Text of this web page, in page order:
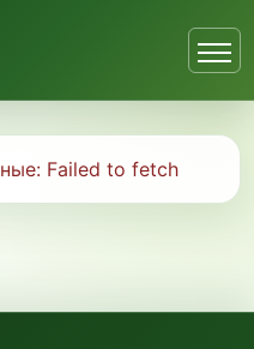
Failed to fetch